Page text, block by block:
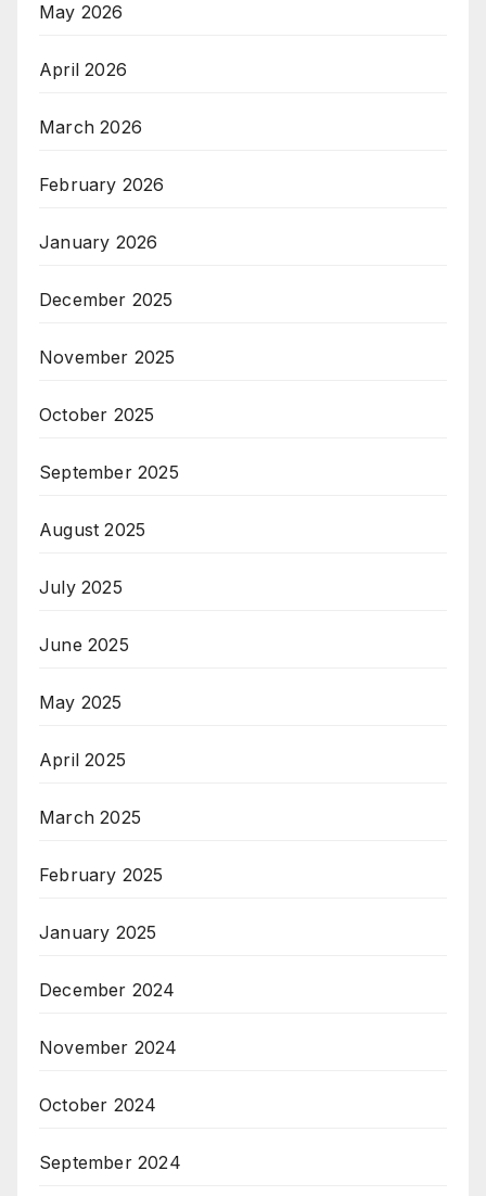
May 2026
April 2026
March 2026
February 2026
January 2026
December 2025
November 2025
October 2025
September 2025
August 2025
July 2025
June 2025
May 2025
April 2025
March 2025
February 2025
January 2025
December 2024
November 2024
October 2024
September 2024